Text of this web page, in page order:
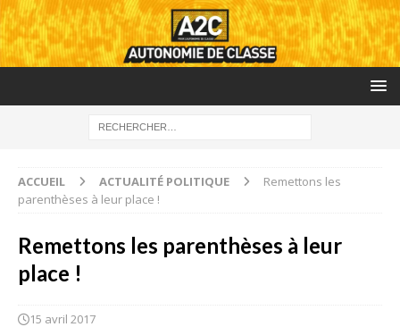
ACCUEIL ACTUALITÉ POLITIQUE
Remettons les
parenthèses à leur place !
Remettons les parenthèses à leur
place !
15 avril 2017